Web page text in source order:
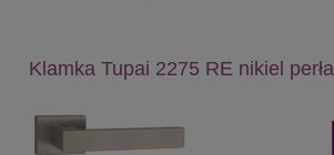
Klamka Tupai 2275 RE nikiel perła